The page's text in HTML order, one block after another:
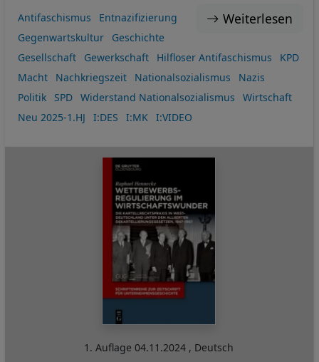
Weiterlesen
Antifaschismus
Entnazifizierung
Gegenwartskultur
Geschichte
Gesellschaft
Gewerkschaft Hilfloser Antifaschismus
KPD
Macht
Nachkriegszeit Nationalsozialismus
Nazis
Politik
SPD Widerstand Nationalsozialismus
Wirtschaft
Neu 2025-1.HJ
I:DES I:MK I:VIDEO
1. Auflage04.11.2024 , Deutsch